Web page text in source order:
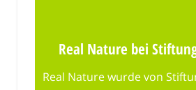
Real Nature bei
Real Nature wurde von